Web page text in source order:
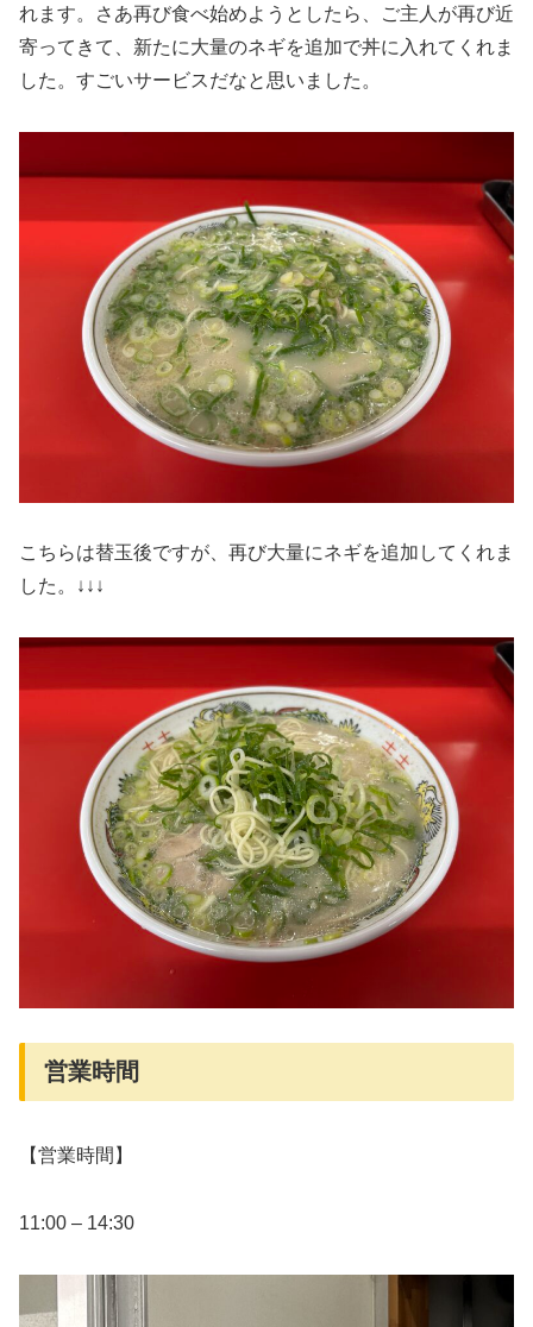
れます。さあ再び食べ始めようとしたら、ご主人が再び近
寄ってきて、新たに大量のネギを追加で丼に入れてくれま
した。すごいサービスだなと思いました。
こちらは替玉後ですが、再び大量にネギを追加してくれま
した。↓↓↓
営業時間
【営業時間】
11:00 – 14:30